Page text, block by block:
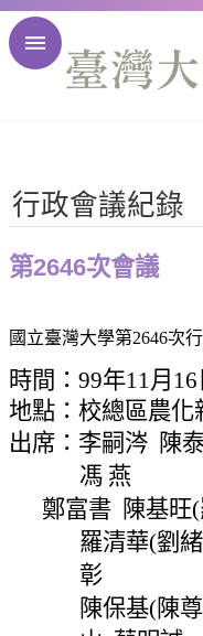
跳到主要內容區塊
首
頁
大
頁
臺
大
校
訊
English
網
行政會議紀錄
第2646次會議
國立臺灣大學第2646次
時間： 99年11月 16
地點：校總區農化
出席：李嗣涔 陳
馮 燕
鄭富書 陳基旺(
羅清華(劉
彰
陳保基(陳